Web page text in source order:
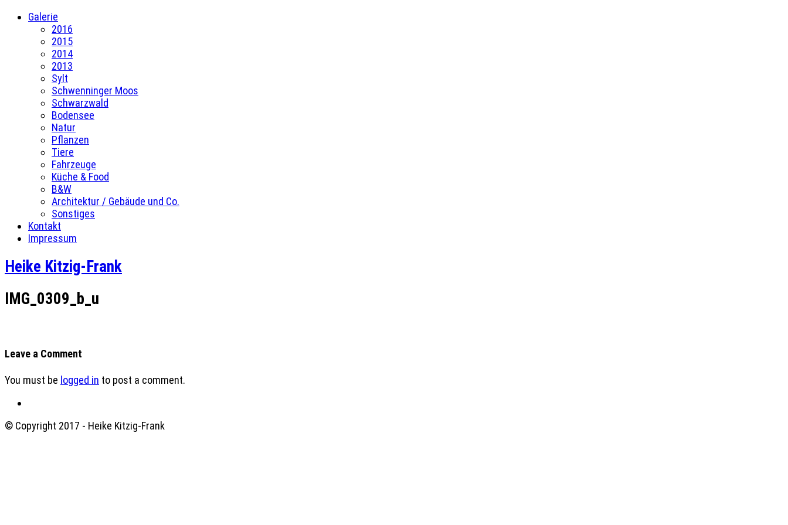
Galerie
2016
2015
2014
2013
Sylt
Schwenninger Moos
Schwarzwald
Bodensee
Natur
Pflanzen
Tiere
Fahrzeuge
Küche & Food
B&W
Architektur / Gebäude und Co.
Sonstiges
Kontakt
Impressum
Heike Kitzig-Frank
IMG_0309_b_u
Leave a Comment
You must be logged in to post a comment.
© Copyright 2017 - Heike Kitzig-Frank